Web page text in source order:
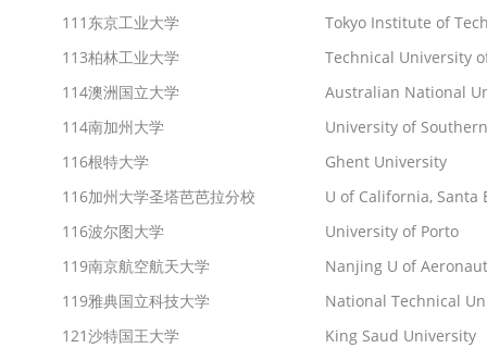
111 东京工业大学
Tokyo Institute of
113柏林工业大学
Technical University
114澳洲国立大学
Australian National
114南加州大学
University of
116根特大学
Ghent University
116加州大学圣塔芭芭拉分校
U of California, Santa
116波尔图大学
University of Porto
119南京航空航天大学
Nanjing U of
119雅典国立科技大学
National Technical
121沙特国王大学
King Saud University